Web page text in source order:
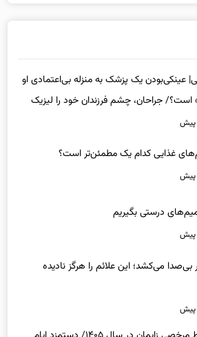
عینکی‌بودن یک پزشک به منزله بی‌اعتمادی او
است؟/ جراحان، چشم فرزندان خود را لیزیک